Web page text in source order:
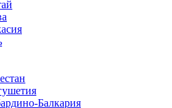
Балкария